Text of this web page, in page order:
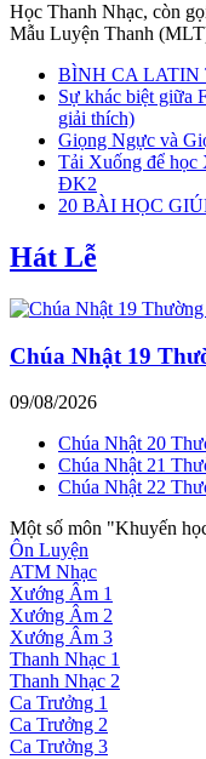
Học Thanh Nhạc, còn
Mẫu Luyện Thanh
BÌNH CA LATIN
Sự khác biệt giữa
giải thích)
Giọng Ngực và
Tải Xuống để
ĐK2
20 BÀI HỌC
Hát Lễ
Chúa Nhật 19
09/08/2026
Chúa Nhật 20
Chúa Nhật 21
Chúa Nhật 22
Một số môn "Khuyến
Ôn Luyện
ATM Nhạc
Xướng Âm 1
Xướng Âm 2
Xướng Âm 3
Thanh Nhạc 1
Thanh Nhạc 2
Ca Trưởng 1
Ca Trưởng 2
Ca Trưởng 3